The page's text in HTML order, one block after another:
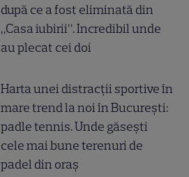
după ce a fost eliminată din
„Casa iubirii”. Incredibil unde
au plecat cei doi
Harta unei distracții sportive în
mare trend la noi în București:
padle tennis. Unde găsești
cele mai bune terenuri de
padel din oraș